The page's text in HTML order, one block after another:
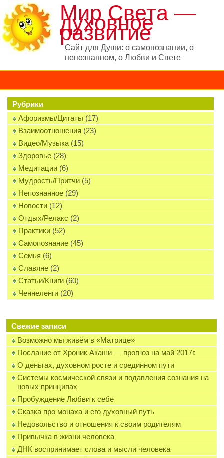
Мир Света —
духовное
развитие
Сайт для Души: о самопознании, о
непознанном, о Любви и Свете
Рубрики
Афоризмы/Цитаты (17)
Взаимоотношения (23)
Видео/Музыка (15)
Здоровье (28)
Медитации (6)
Мудрость/Притчи (5)
Непознанное (29)
Новости (12)
Отдых/Релакс (2)
Практики (52)
Самопознание (45)
Семья (6)
Славяне (2)
Статьи/Книги (60)
Ченнеленги (20)
Свежие записи
Возможно мы живём в «Матрице»
Послание от Хроник Акаши — прогноз на май 2017г.
О деньгах, духовном росте и срединном пути
Системы космической связи и подавления сознания на
новых принципах
Пробуждение Любви к себе
Сказка про монаха и его духовный путь
Недовольство и отношения к своим родителям
Привычка в жизни человека
ДНК воспринимает слова и мысли человека